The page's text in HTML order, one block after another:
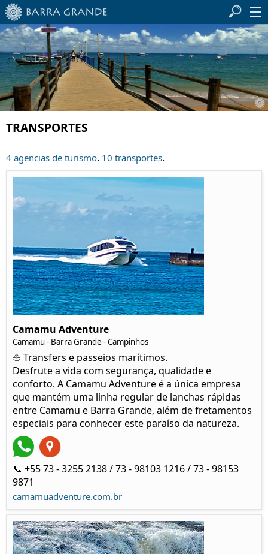
TRANSPORTES
4 agencias de turismo. 10 transportes.
Camamu Adventure
Camamu - Barra Grande - Campinhos
⛵ Transfers e passeios marítimos.
Desfrute a vida com segurança, qualidade e
conforto. A Camamu Adventure é a única empresa
que mantém uma linha regular de lanchas rápidas
entre Camamu e Barra Grande, além de fretamentos
especiais para conhecer este paraíso da natureza.
📞 +55 73 - 3255 2138 / 73 - 98103 1216 / 73 - 98153
9871
camamuadventure.com.br